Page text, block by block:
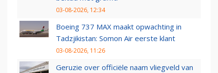
03-08-2026, 12:34
Boeing 737 MAX maakt opwachting in
Tadzjikistan: Somon Air eerste klant
03-08-2026, 11:26
Geruzie over officiële naam vliegveld van